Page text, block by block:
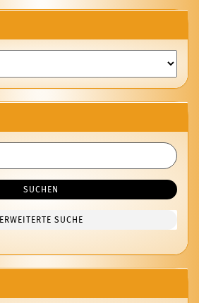
SUCHEN
ERWEITERTE SUCHE